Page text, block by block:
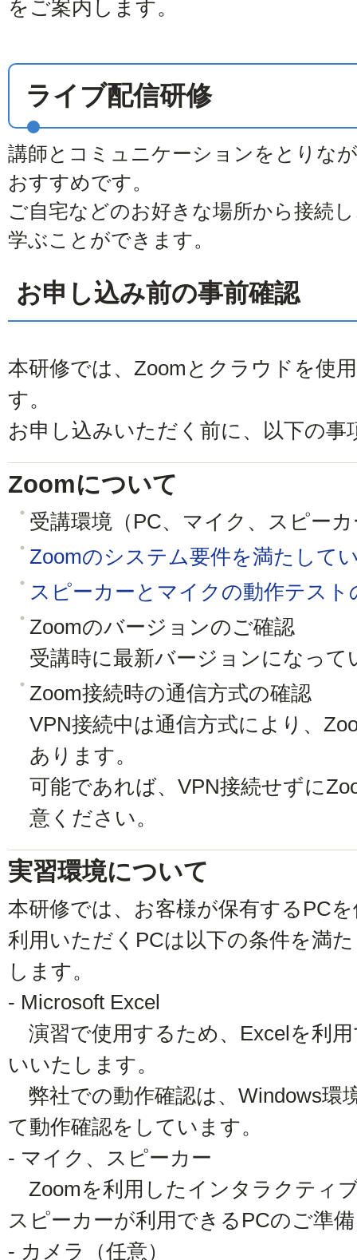
をご案内します。
ライブ配信研修
講師とコミュニケーションをとりな
おすすめです。
ご自宅などのお好きな場所から接続
学ぶことができます。
お申し込み前の事前確認
本研修では、Zoomとクラウドを使
す。
お申し込みいただく前に、以下の
Zoomについて
受講環境（PC、マイク、スピー
Zoomのシステム要件を満たして
スピーカーとマイクの動作テスト
Zoomのバージョンのご確認
受講時に最新バージョンになっ
Zoom接続時の通信方式の確認
VPN接続中は通信方式により、
あります。
可能であれば、VPN接続せずに
意ください。
実習環境について
本研修では、お客様が保有するPC
利用いただくPCは以下の条件を満
します。
- Microsoft Excel
演習で使用するため、Excelを利
いいたします。
弊社での動作確認は、Windows環
て動作確認をしています。
- マイク、スピーカー
Zoomを利用したインタラクティ
スピーカーが利用できるPCのご準
- カメラ（任意）